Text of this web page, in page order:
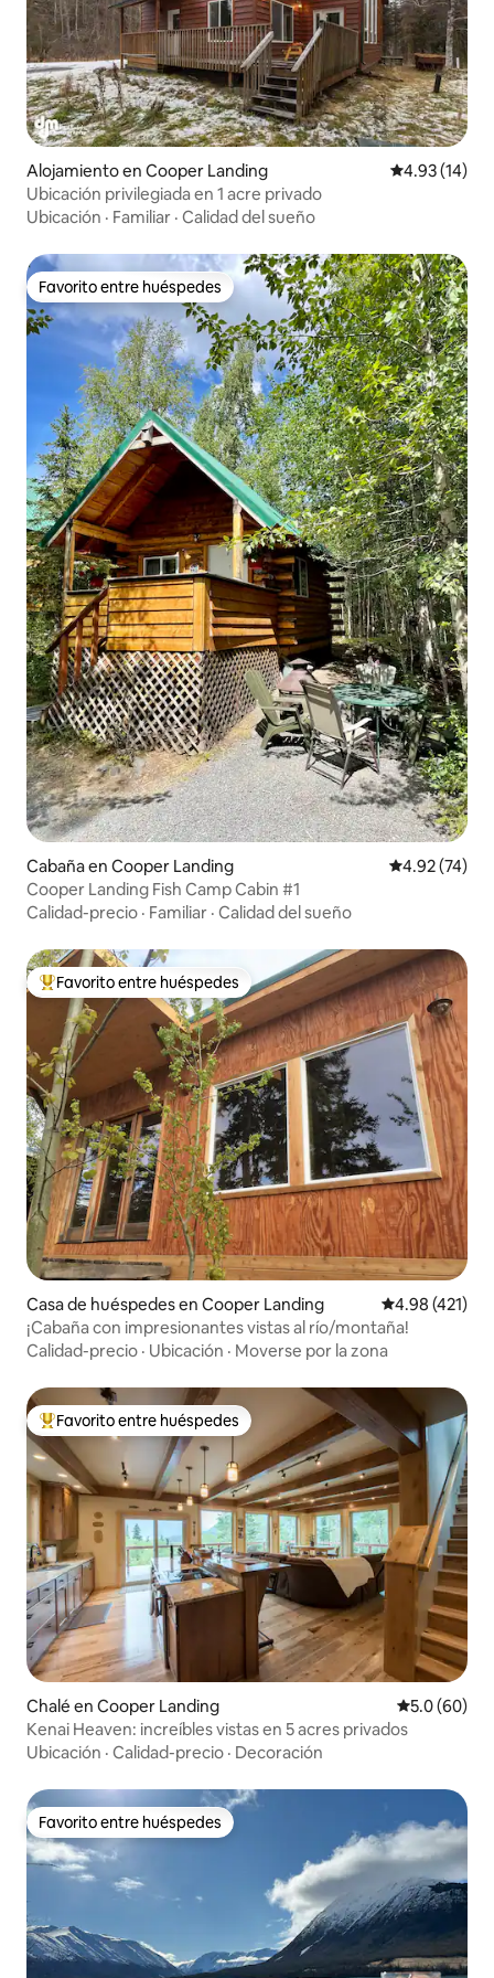
Alojamiento en Cooper Landing Calificación
4.93 (14)
Ubicación privilegiada en 1 acre privado
Ubicación · Familiar · Calidad del sueño
Favorito entre huéspedes
Favorito entre huéspedes
Cabaña en Cooper Landing Calificación
4.92 (74)
Cooper Landing Fish Camp Cabin #1
Calidad-precio · Familiar · Calidad del sueño
Favorito entre huéspedes preferido
Favorito entre huéspedes
Casa de huéspedes en Cooper Landing Calificación
4.98 (421)
¡Cabaña con impresionantes vistas al río/montaña!
Calidad-precio · Ubicación · Moverse por la zona
Favorito entre huéspedes preferido
Favorito entre huéspedes
Chalé en Cooper Landing Calificación
5.0 (60)
Kenai Heaven: increíbles vistas en 5 acres privados
Ubicación · Calidad-precio · Decoración
Favorito entre huéspedes
Favorito entre huéspedes